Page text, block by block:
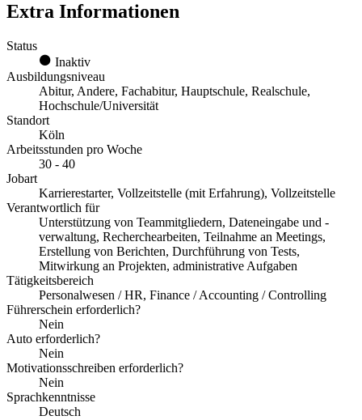
Extra Informationen
Status
Inaktiv
Ausbildungsniveau
Abitur, Andere, Fachabitur, Hauptschule, Realschule,
Hochschule/Universität
Standort
Köln
Arbeitsstunden pro Woche
30 - 40
Jobart
Karrierestarter, Vollzeitstelle (mit Erfahrung), Vollzeitstelle
Verantwortlich für
Unterstützung von Teammitgliedern, Dateneingabe und -
verwaltung, Recherchearbeiten, Teilnahme an Meetings,
Erstellung von Berichten, Durchführung von Tests,
Mitwirkung an Projekten, administrative Aufgaben
Tätigkeitsbereich
Personalwesen / HR, Finance / Accounting / Controlling
Führerschein erforderlich?
Nein
Auto erforderlich?
Nein
Motivationsschreiben erforderlich?
Nein
Sprachkenntnisse
Deutsch